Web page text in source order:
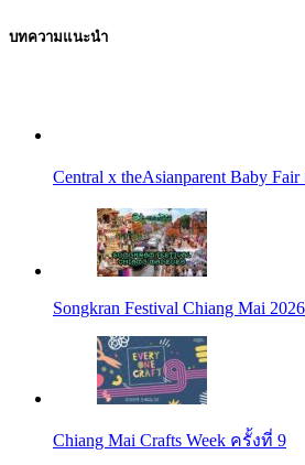
บทความแนะนำ
Central x theAsianparent Baby
Songkran Festival Chiang Mai 2026
Chiang Mai Crafts Week ครั้งที่ 9